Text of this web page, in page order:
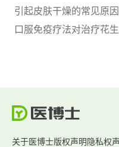
引起皮肤干燥的常见原因
口服免疫疗法对治疗花
关于医博士版权声明隐私权